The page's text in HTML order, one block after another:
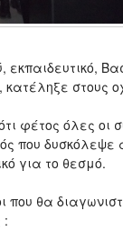
εκπαιδευτικό,
στους
φέτος όλες
που
για το θεσμό.
που θα
: